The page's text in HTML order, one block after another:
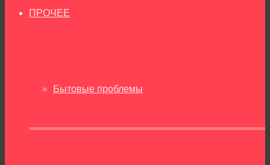
ПРОЧЕЕ
Бытовые проблемы